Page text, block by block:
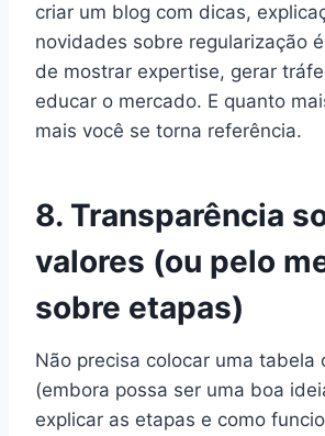
criar um blog com dicas,
novidades sobre regularização
de mostrar expertise, gerar
educar o mercado. E quanto
mais você se torna referência.
8. Transparência
valores (ou pelo
sobre etapas)
Não precisa colocar uma tabela
(embora possa ser uma boa
explicar as etapas e como